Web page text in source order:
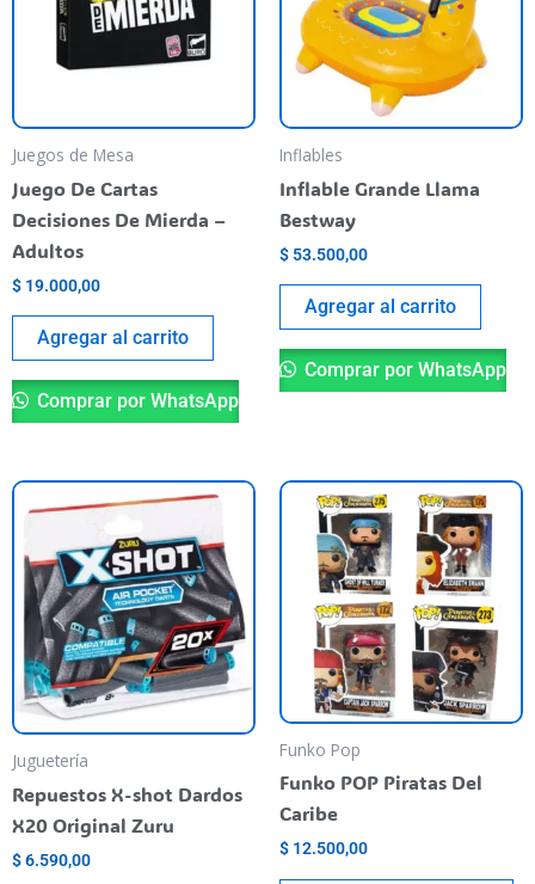
Juegos de Mesa
Juego De Cartas
Decisiones De Mierda –
Adultos
$ 19.000,00
Agregar al carrito
Comprar por WhatsApp
Inflables
Inflable Grande Llama
Bestway
$ 53.500,00
Agregar al carrito
Comprar por WhatsApp
Juguetería
Repuestos X-shot Dardos
X20 Original Zuru
$6.590,00
Funko Pop
Funko POP Piratas Del
Caribe
$ 12.500,00